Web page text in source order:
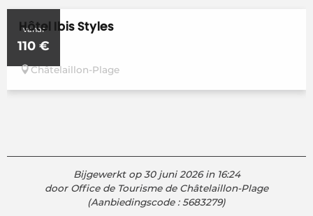
vanaf
110 €
Hôtel Ibis Styles
Châtelaillon-Plage
Bijgewerkt op 30 juni 2026 in 16:24
door Office de Tourisme de Châtelaillon-Plage
(Aanbiedingscode :5683279)